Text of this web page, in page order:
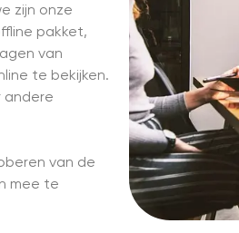
zijn onze
pakket,
van
te bekijken.
andere
van de
mee te